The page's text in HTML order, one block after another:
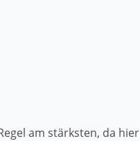
am stärksten, da hier